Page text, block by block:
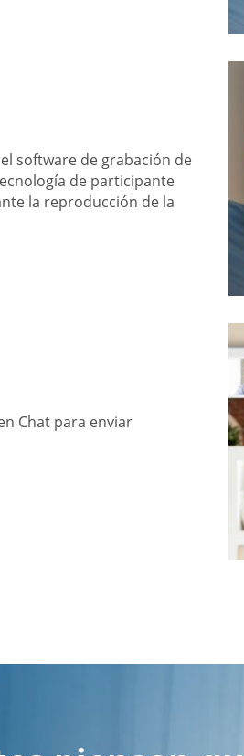
software de grabación de
de participante
la reproducción de la
Chat para enviar